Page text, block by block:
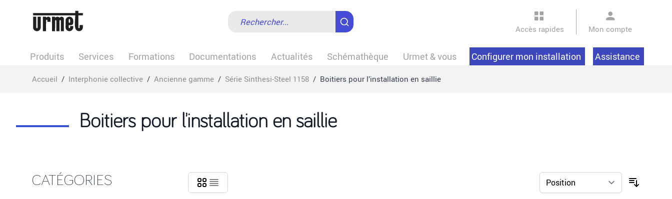
Accès rapides Mon compte
Produits Services Formations Documentations Actualités Schémathèque Urmet & vous Configurer mon installation Assistance
Accueil / Interphonie collective / Ancienne gamme / Série Sinthesi-Steel 1158 / Boitiers pour l’installation en saillie
Boitiers pour l’installation en saillie
CATÉGORIES